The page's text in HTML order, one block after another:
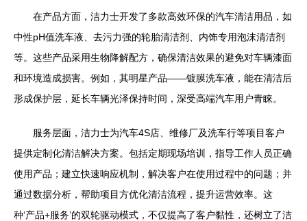
在产品方面，洁力士开发了多款高效环保的汽车清洁用品，如
中性pH值洗车液、去污力强的轮胎清洁剂、内饰专用泡沫清洁剂
等。这些产品采用生物降解配方，确保清洁效果的避免对车辆漆面
和环境造成损害。例如，其明星产品——镀膜洗车液，能在清洁后
形成保护层，延长车辆光泽保持时间，深受高端汽车用户青睐。
服务层面，洁力士为汽车4S店、维修厂及洗车行等项目客户
提供定制化清洁解决方案。包括定期现场培训，指导工作人员正确
使用产品；建立快速响应机制，解决客户在使用过程中的问题；并
通过数据分析，帮助项目方优化清洁流程，提升运营效率。这
种‘产品+服务’的双轮驱动模式，不仅提高了客户黏性，还树立了洁